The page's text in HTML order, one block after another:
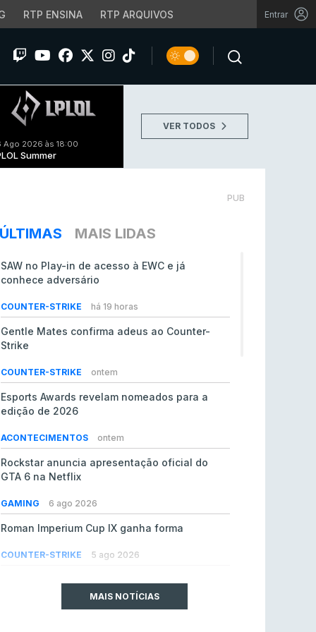
RTP ENSINA RTP ARQUIVOS Entrar
Ago 2026 às 18:00
Summer
VER TODOS
PUB
ÚLTIMAS MAIS LIDAS
SAW no Play-in de acesso à EWC e já
conhece adversário
COUNTER-STRIKE há 19 horas
Gentle Mates confirma adeus ao Counter-
Strike
COUNTER-STRIKE ontem
Esports Awards revelam nomeados para a
edição de 2026
ACONTECIMENTOS ontem
Rockstar anuncia apresentação oficial do
GTA 6 na Netflix
GAMING 6 ago 2026
Roman Imperium Cup IX ganha forma
COUNTER-STRIKE 5 ago 2026
milhões de dólaresMAIS NOTÍCIAS